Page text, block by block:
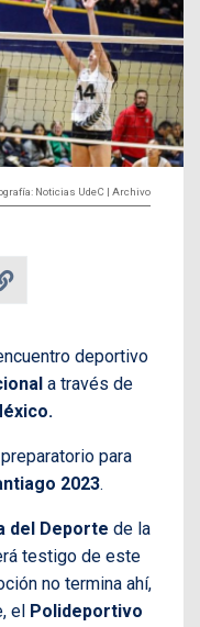
Noticias UdeC | Archivo
deportivo
a través de
para
2023.
del Deporte de la
testigo de este
no termina ahí,
el Polideportivo